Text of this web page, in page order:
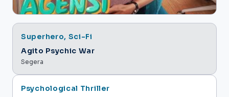
Agensi Rumah Tangga
Superhero, Sci-Fi
Agito Psychic War
Segera
Psychological Thriller